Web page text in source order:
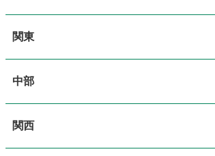
道央・札幌
道北・旭川
東北
青森
岩手
関東
関東
東京
中部
中部
関西